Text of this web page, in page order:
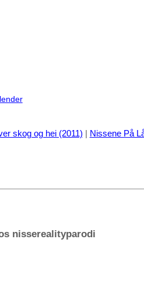
skog og hei (2011) | Nissene På
nisserealityparodi